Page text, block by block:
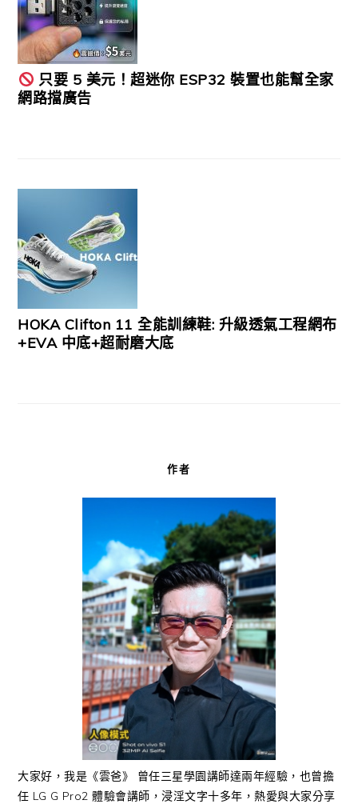
只要 5 美元！超迷你 ESP32 裝置也能幫全家
網路擋廣告
HOKA Clifton 11 全能訓練鞋: 升級透氣工程網布
+EVA 中底+超耐磨大底
作者
大家好，我是《雲爸》 曾任三星學園講師達兩年經驗，也曾擔
任 LG G Pro2 體驗會講師，浸淫文字十多年，熱愛與大家分享